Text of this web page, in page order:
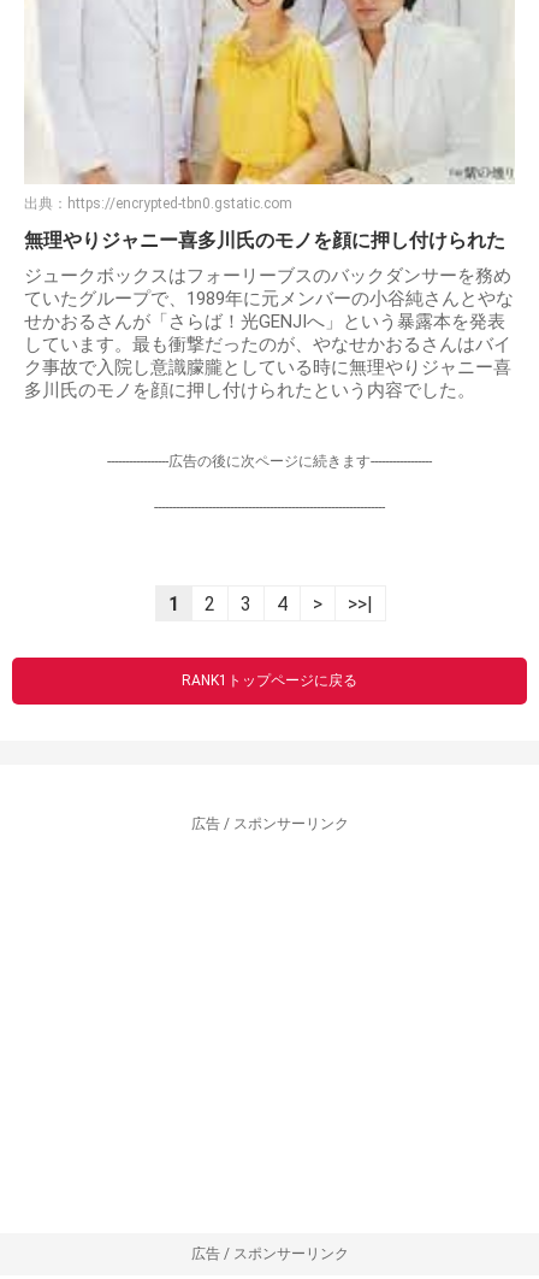
出典： https://encrypted-tbn0.gstatic.com
無理やりジャニー喜多川氏のモノを顔に押し付けられた
ジュークボックスはフォーリーブスのバックダンサーを務め
ていたグループで、1989年に元メンバーの小谷純さんとやな
せかおるさんが「さらば！光GENJIへ」という暴露本を発表
しています。最も衝撃だったのが、やなせかおるさんはバイ
ク事故で入院し意識朦朧としている時に無理やりジャニー喜
多川氏のモノを顔に押し付けられたという内容でした。
-----------------広告の後に次ページに続きます-----------------
----------------------------------------------------------------
1 2 3 4 > >>|
RANK1トップページに戻る
広告 / スポンサーリンク
広告 / スポンサーリンク